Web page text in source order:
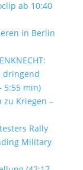
ab 10:40
in Berlin
dringend
5:55 min)
zu Kriegen –
Rally
Military